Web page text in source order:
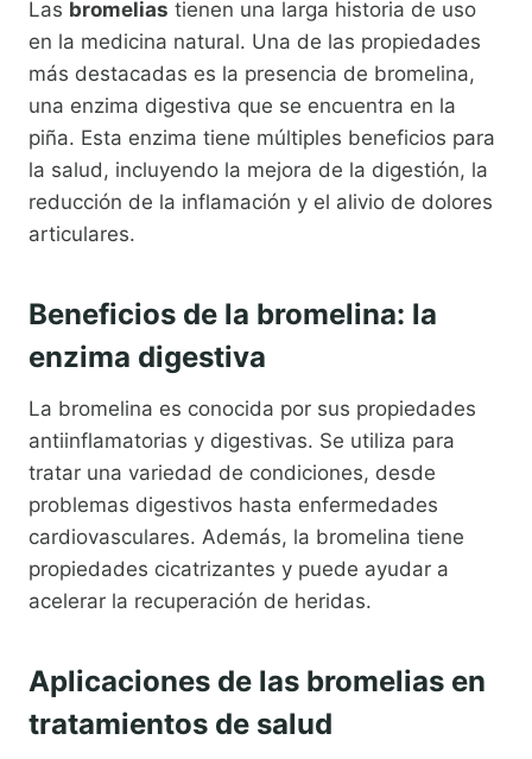
Las bromelias tienen una larga historia de uso
en la medicina natural. Una de las propiedades
más destacadas es la presencia de bromelina,
una enzima digestiva que se encuentra en la
piña. Esta enzima tiene múltiples beneficios para
la salud, incluyendo la mejora de la digestión, la
reducción de la inflamación y el alivio de dolores
articulares.
Beneficios de la bromelina: la
enzima digestiva
La bromelina es conocida por sus propiedades
antiinflamatorias y digestivas. Se utiliza para
tratar una variedad de condiciones, desde
problemas digestivos hasta enfermedades
cardiovasculares. Además, la bromelina tiene
propiedades cicatrizantes y puede ayudar a
acelerar la recuperación de heridas.
Aplicaciones de las bromelias en
tratamientos de salud